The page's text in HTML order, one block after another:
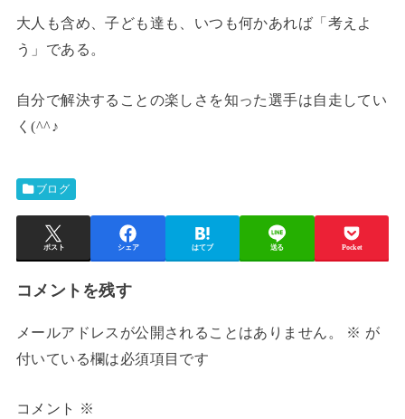
大人も含め、子ども達も、いつも何かあれば「考えよ
う」である。
自分で解決することの楽しさを知った選手は自走してい
く(^^♪
ブログ
ポスト シェア はてブ 送る Pocket
コメントを残す
メールアドレスが公開されることはありません。 ※ が
付いている欄は必須項目です
コメント ※